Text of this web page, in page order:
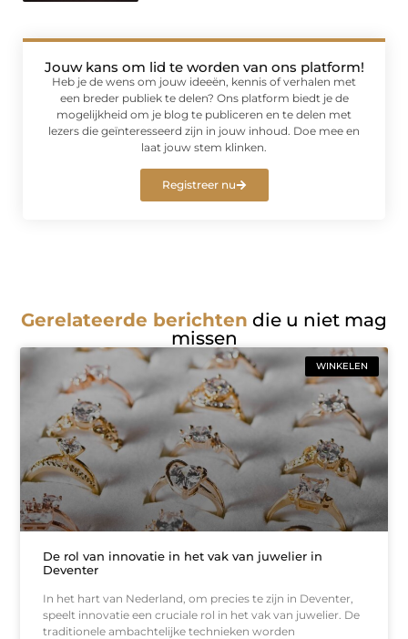
Jouw kans om lid te worden van ons platform!
Heb je de wens om jouw ideeën, kennis of verhalen met
een breder publiek te delen? Ons platform biedt je de
mogelijkheid om je blog te publiceren en te delen met
lezers die geïnteresseerd zijn in jouw inhoud. Doe mee en
laat jouw stem klinken.
Registreer nu
Gerelateerde berichten die u niet mag
missen
WINKELEN
De rol van innovatie in het vak van juwelier in
Deventer
In het hart van Nederland, om precies te zijn in Deventer,
speelt innovatie een cruciale rol in het vak van juwelier. De
traditionele ambachtelijke technieken worden